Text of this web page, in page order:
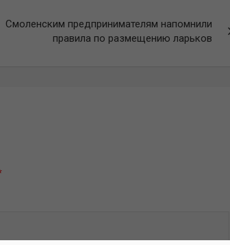
Смоленским предпринимателям напомнили
правила по размещению ларьков